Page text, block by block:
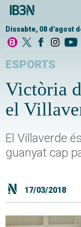
Dissabte, 08 d'agost
ESPORTS
Victòria
el
El Villaverde
guanyat cap
17/03/2018